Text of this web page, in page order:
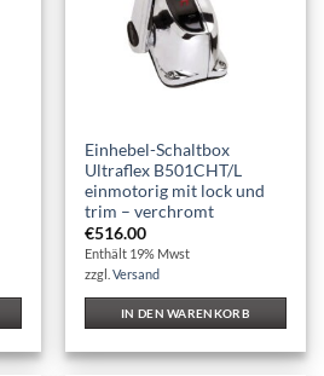
Einhebel-Schaltbox
Ultraflex B501CHT/L
einmotorig mit lock und
trim – verchromt
€516.00
Enthält 19% Mwst
zzgl.Versand
IN DEN WARENKORB